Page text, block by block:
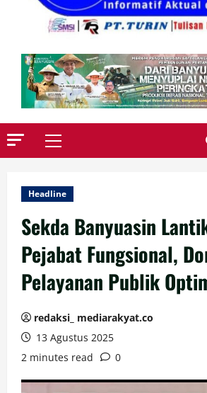
Primary
Headline
Sekda Banyuasin
Pejabat Fungsional,
Pelayanan Publik
redaksi_ mediarakyat.co
13 Agustus 2025
2 minutes read
0